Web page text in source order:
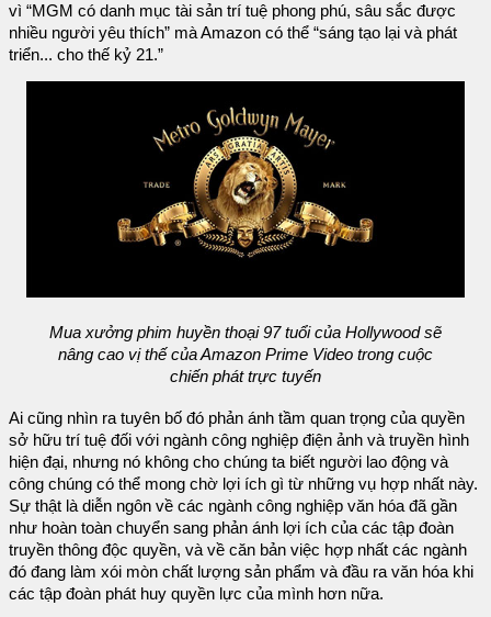
vì “MGM có danh mục tài sản trí tuệ phong phú, sâu sắc được
nhiều người yêu thích” mà Amazon có thể “sáng tạo lại và phát
triển... cho thế kỷ 21.”
Mua xưởng phim huyền thoại 97 tuổi của Hollywood sẽ
nâng cao vị thế của Amazon Prime Video trong cuộc
chiến phát trực tuyến
Ai cũng nhìn ra tuyên bố đó phản ánh tầm quan trọng của quyền
sở hữu trí tuệ đối với ngành công nghiệp điện ảnh và truyền hình
hiện đại, nhưng nó không cho chúng ta biết người lao động và
công chúng có thể mong chờ lợi ích gì từ những vụ hợp nhất này.
Sự thật là diễn ngôn về các ngành công nghiệp văn hóa đã gần
như hoàn toàn chuyển sang phản ánh lợi ích của các tập đoàn
truyền thông độc quyền, và về căn bản việc hợp nhất các ngành
đó đang làm xói mòn chất lượng sản phẩm và đầu ra văn hóa khi
các tập đoàn phát huy quyền lực của mình hơn nữa.